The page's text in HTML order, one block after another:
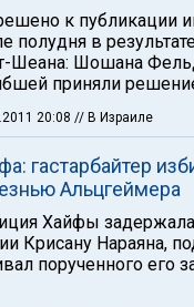
к публикации
полудня в
Шеана: Шошана
приняли
20:08 // В Израиле
гастарбайтер
Альцгеймера
Хайфы
Крисану Нараяна,
порученного его